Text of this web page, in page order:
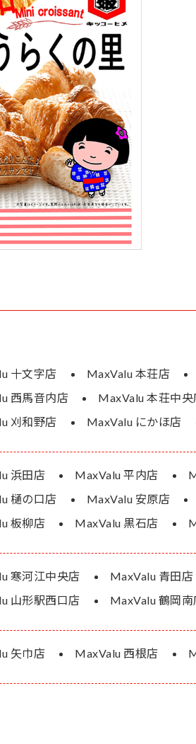
十文字店 MaxValu 本荘店
西馬音内店
MaxValu 本荘中央
刈和野店
MaxValu にかほ店
浜田店 MaxValu 平内店
樋の口店
MaxValu 安原店
板柳店
MaxValu 黒石店
寒河江中央店 MaxValu 青田店
山形駅西口店
MaxValu 鶴岡南
矢巾店 MaxValu 西根店